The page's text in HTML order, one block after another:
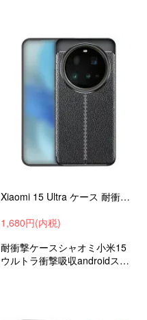
Xiaomi 15 Ultra ケース 耐衝撃 カバー 背面PUレザーケース TPU ハードケース 可愛い お洒落 かわいい
1,680円(内税)
耐衝撃ケースシャオミ小米15
ウルトラ衝撃吸収androidスマ